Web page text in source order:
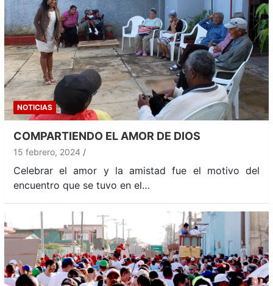
NOTICIAS
COMPARTIENDO EL AMOR DE DIOS
15 febrero, 2024
Celebrar el amor y la amistad fue el motivo del
encuentro que se tuvo en el…